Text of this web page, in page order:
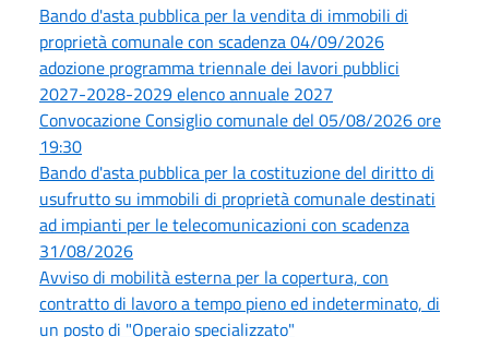
Bando d'asta pubblica per la vendita di immobili di
proprietà comunale con scadenza 04/09/2026
adozione programma triennale dei lavori pubblici
2027-2028-2029 elenco annuale 2027
Convocazione Consiglio comunale del 05/08/2026 ore
19:30
Bando d'asta pubblica per la costituzione del diritto di
usufrutto su immobili di proprietà comunale destinati
ad impianti per le telecomunicazioni con scadenza
31/08/2026
Avviso di mobilità esterna per la copertura, con
contratto di lavoro a tempo pieno ed indeterminato, di
un posto di "Operaio specializzato"